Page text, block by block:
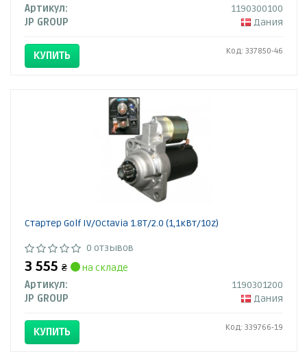
Артикул:
1190300100
JP GROUP
Дания
КУПИТЬ Код: 337850-46
Стартер Golf IV/Octavia 1.8T/2.0 (1,1кВт/10z)
0 отзывов
3 555 ₴
на складе
Артикул:
1190301200
JP GROUP
Дания
КУПИТЬ Код: 339766-19